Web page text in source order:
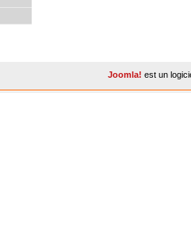
Joomla! est un